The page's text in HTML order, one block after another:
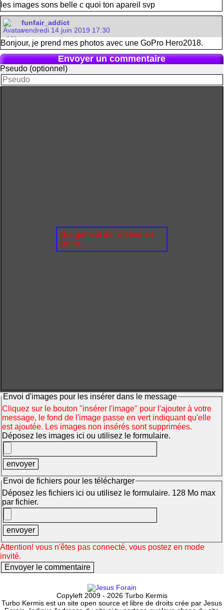
les images sons belle c quoi ton apareil svp
funfair_addict
vendredi 14 juin 2019 17:30
Bonjour, je prend mes photos avec une GoPro Hero2018.
Envoyer un commentaire
Pseudo (optionnel)
chargement de l'éditeur en
cours...
Envoi d'images pour les insérer dans le message
Cliquez sur le bouton "insérer l'image" pour l'ajouter à votre
message, le fond de l'image passe en vert indiquant qu'elle
est ajoutée. Les images non insérés sont supprimées.
Déposez les images ici ou utilisez le formulaire.
Envoi de fichiers pour les télécharger
Déposez les fichiers ici ou utilisez le formulaire. 128 Mo max
par fichier.
Attention! vous n'êtes pas connecté, vous postez en mode
invité.
Copyleft 2009 - 2026 Turbo Kermis
Turbo Kermis est un site open source et libre de droits crée par Jesus